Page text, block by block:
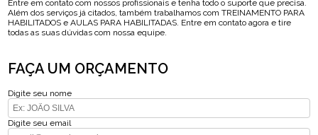
Entre em contato com nossos profissionais e tenha todo o suporte que precisa.
Além dos serviços já citados, também trabalhamos com TREINAMENTO PARA
HABILITADOS e AULAS PARA HABILITADAS. Entre em contato agora e tire
todas as suas dúvidas com nossa equipe.
FAÇA UM ORÇAMENTO
Digite seu nome
Digite seu email